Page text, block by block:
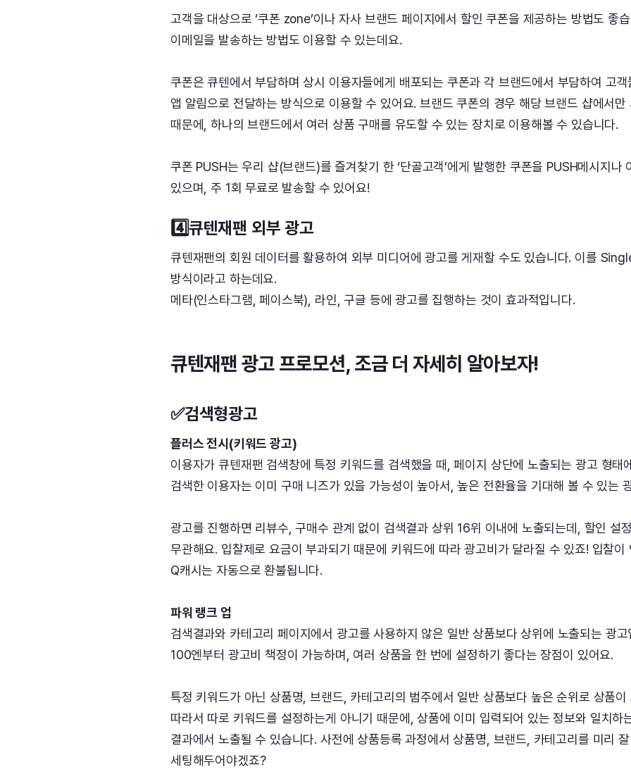
고객을 대상으로 ‘쿠폰 zone’이나 자사 브랜드 페이지에서 할인 쿠폰을 제공하는 방법도 좋
이메일을 발송하는 방법도 이용할 수 있는데요.
쿠폰은 큐텐에서 부담하며 상시 이용자들에게 배포되는 쿠폰과 각 브랜드에서 부담하여 고
앱 알림으로 전달하는 방식으로 이용할 수 있어요. 브랜드 쿠폰의 경우 해당 브랜드 샵에서만
때문에, 하나의 브랜드에서 여러 상품 구매를 유도할 수 있는 장치로 이용해볼 수 있습니다.
쿠폰 PUSH는 우리 샵(브랜드)를 즐겨찾기 한 ‘단골고객’에게 발행한 쿠폰을 PUSH메시지나
있으며, 주 1회 무료로 발송할 수 있어요!
4️⃣큐텐재팬 외부 광고
큐텐재팬의 회원 데이터를 활용하여 외부 미디어에 광고를 게재할 수도 있습니다. 이를
방식이라고 하는데요.
메타(인스타그램, 페이스북), 라인, 구글 등에 광고를 집행하는 것이 효과적입니다.
큐텐재팬 광고 프로모션, 조금 더 자세히 알아보자!
✅검색형광고
플러스 전시(키워드 광고)
이용자가 큐텐재팬 검색창에 특정 키워드를 검색했을 때, 페이지 상단에 노출되는 광고 형태
검색한 이용자는 이미 구매 니즈가 있을 가능성이 높아서, 높은 전환율을 기대해 볼 수 있는
광고를 진행하면 리뷰수, 구매수 관계 없이 검색결과 상위 16위 이내에 노출되는데, 할인 설
무관해요. 입찰제로 요금이 부과되기 때문에 키워드에 따라 광고비가 달라질 수 있죠! 입찰이
Q캐시는 자동으로 환불됩니다.
파워 랭크 업
검색결과와 카테고리 페이지에서 광고를 사용하지 않은 일반 상품보다 상위에 노출되는 광고
100엔부터 광고비 책정이 가능하며, 여러 상품을 한 번에 설정하기 좋다는 장점이 있어요.
특정 키워드가 아닌 상품명, 브랜드, 카테고리의 범주에서 일반 상품보다 높은 순위로 상품이
따라서 따로 키워드를 설정하는게 아니기 때문에, 상품에 이미 입력되어 있는 정보와 일치하
결과에서 노출될 수 있습니다. 사전에 상품등록 과정에서 상품명, 브랜드, 카테고리를 미리 잘
세팅해두어야겠죠?